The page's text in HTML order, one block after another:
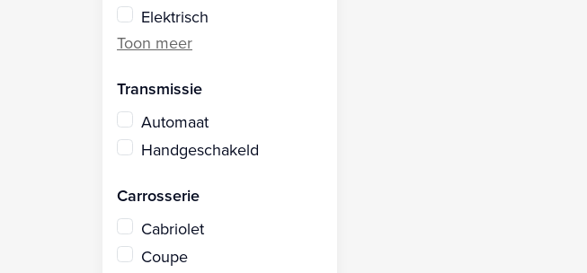
Elektrisch
Transmissie
Automaat
Handgeschakeld
Carrosserie
Cabriolet
Coupe